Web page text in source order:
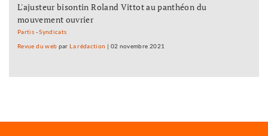
L'ajusteur bisontin Roland Vittot au panthéon du
mouvement ouvrier
Partis -Syndicats
Revue du web parLa rédaction | 02 novembre 2021